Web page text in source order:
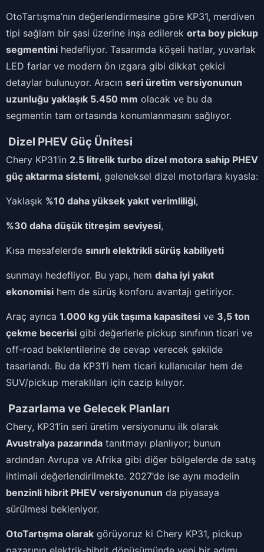
OtoTartışma’nın değerlendirmesine göre KP31, merdiven
tipi sağlam bir şasi üzerine inşa edilerek orta boy pickup
segmentini hedefliyor. Tasarımda köşeli hatlar, yuvarlak
LED farlar ve modern ön ızgara gibi dikkat çekici
detaylar bulunuyor. Aracın seri üretim versiyonunun
uzunluğu yaklaşık 5.450 mm olacak ve bu da
segmentin tam ortasında konumlanmasını sağlıyor.
Dizel PHEV Güç Ünitesi
Chery KP31’in 2.5 litrelik turbo dizel motora sahip PHEV
güç aktarma sistemi, geleneksel dizel motorlara kıyasla:
Yaklaşık %10 daha yüksek yakıt verimliliği,
%30 daha düşük titreşim seviyesi,
Kısa mesafelerde sınırlı elektrikli sürüş kabiliyeti
sunmayı hedefliyor. Bu yapı, hem daha iyi yakıt
ekonomisi hem de sürüş konforu avantajı getiriyor.
Araç ayrıca 1.000 kg yük taşıma kapasitesi ve 3,5 ton
çekme becerisi gibi değerlerle pickup sınıfının ticari ve
off-road beklentilerine de cevap verecek şekilde
tasarlandı. Bu da KP31’i hem ticari kullanıcılar hem de
SUV/pickup meraklıları için cazip kılıyor.
Pazarlama ve Gelecek Planları
Chery, KP31’in seri üretim versiyonunu ilk olarak
Avustralya pazarında tanıtmayı planlıyor; bunun
ardından Avrupa ve Afrika gibi diğer bölgelerde de satış
ihtimali değerlendirilmekte. 2027’de ise aynı modelin
benzinli hibrit PHEV versiyonunun da piyasaya
sürülmesi bekleniyor.
OtoTartışma olarak görüyoruz ki Chery KP31, pickup